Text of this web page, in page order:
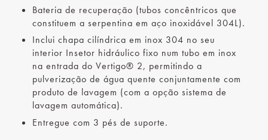
Bateria de recuperação (tubos concêntricos que
constituem a serpentina em aço inoxidável 304L).
Inclui chapa cilíndrica em inox 304 no seu
interior Insetor hidráulico fixo num tubo em inox
na entrada do Vertigo® 2, permitindo a
pulverização de água quente conjuntamente com
produto de lavagem (com a opção sistema de
lavagem automática).
Entregue com 3 pés de suporte.